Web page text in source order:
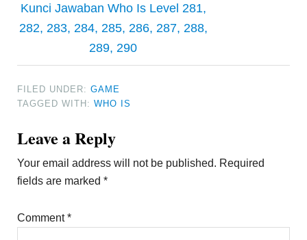
Kunci Jawaban Who Is Level 281,
282, 283, 284, 285, 286, 287, 288,
289, 290
FILED UNDER:GAME
TAGGED WITH:WHO IS
Reader
Interactions
Leave a Reply
Your email address will not be published. Required
fields are marked*
Comment*